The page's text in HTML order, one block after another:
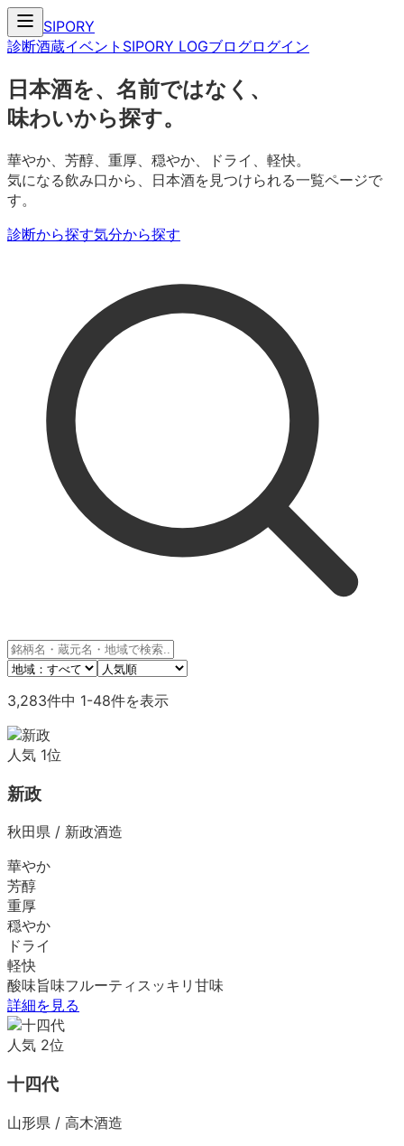
SIPORY
診断酒蔵イベント SIPORY LOGブログログイン
日本酒を、名前ではなく、
味わいから探す。
華やか、芳醇、重厚、穏やか、ドライ、軽快。
気になる飲み口から、日本酒を見つけられる一覧ページで
す。
診断から探す気分から探す
3,283件中 1-48件を表示
人気 1位
新政
秋田県 / 新政酒造
華やか
芳醇
重厚
穏やか
ドライ
軽快
酸味旨味フルーティ スッキリ 甘味
詳細を見る
人気 2位
十四代
山形県 / 高木酒造